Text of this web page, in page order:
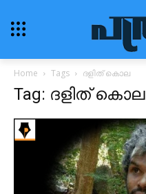
Home Tags ദളിത് കൊല
Tag: ദളിത് കൊല